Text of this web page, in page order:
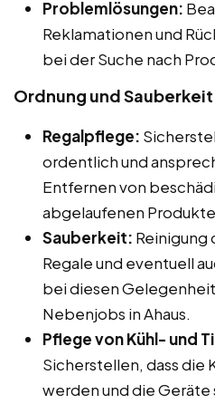
Problemlösungen:
Reklamationen und
bei der Suche nach
Ordnung und
Regalpflege:
ordentlich und
Entfernen von
abgelaufenen
Sauberkeit: Reinigung
Regale und eventuell
bei diesen
Nebenjobs in Ahaus.
Pflege von Kühl- und
Sicherstellen, dass die
werden und die Geräte